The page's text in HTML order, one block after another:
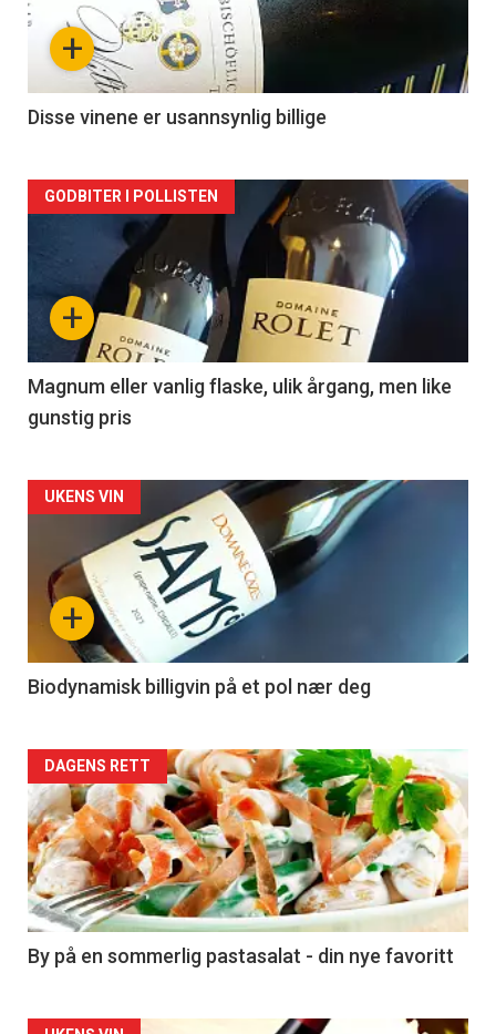
nå
2
+
Disse vinene er usannsynlig billige
Forsiden
akkurat
nå
3
+
GODBITER I POLLISTEN
Magnum eller vanlig flaske, ulik årgang, men like
gunstig pris
Forsiden
akkurat
nå
4
+
UKENS VIN
Biodynamisk billigvin på et pol nær deg
Forsiden
akkurat
nå
-
5
DAGENS RETT
By på en sommerlig pastasalat - din nye favoritt